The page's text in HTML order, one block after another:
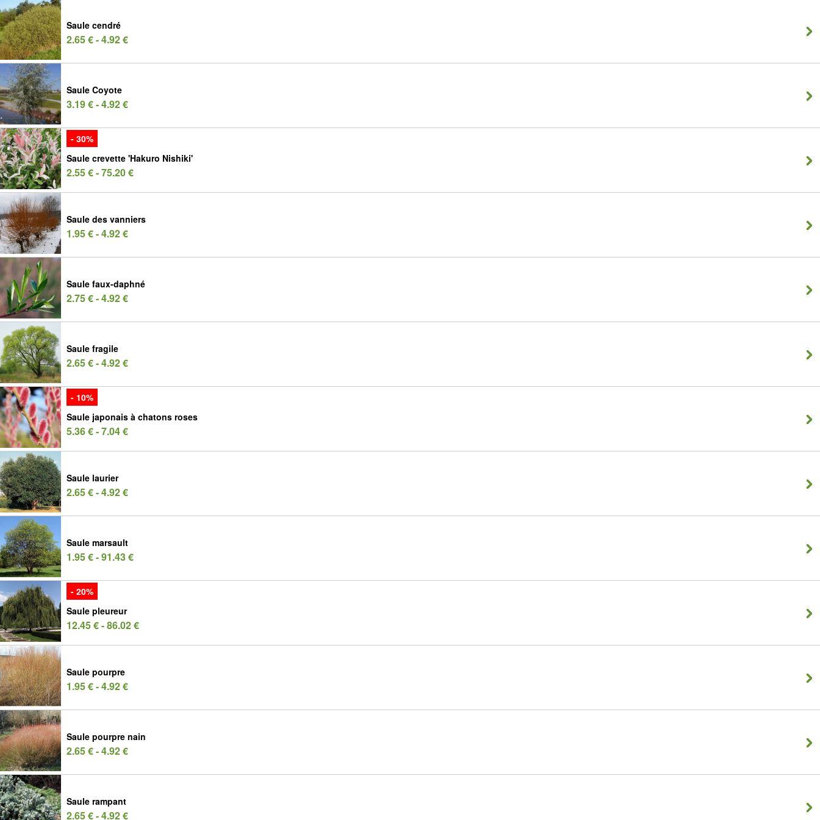
Saule cendré
2.65 € - 4.92 €
Saule Coyote
3.19 € - 4.92 €
- 30%
Saule crevette 'Hakuro Nishiki'
2.55 € - 75.20 €
Saule des vanniers
1.95 € - 4.92 €
Saule faux-daphné
2.75 € - 4.92 €
Saule fragile
2.65 € - 4.92 €
- 10%
Saule japonais à chatons roses
5.36 € - 7.04 €
Saule laurier
2.65 € - 4.92 €
Saule marsault
1.95 € - 91.43 €
- 20%
Saule pleureur
12.45 € - 86.02 €
Saule pourpre
1.95 € - 4.92 €
Saule pourpre nain
2.65 € - 4.92 €
Saule rampant
2.65 € - 4.92 €